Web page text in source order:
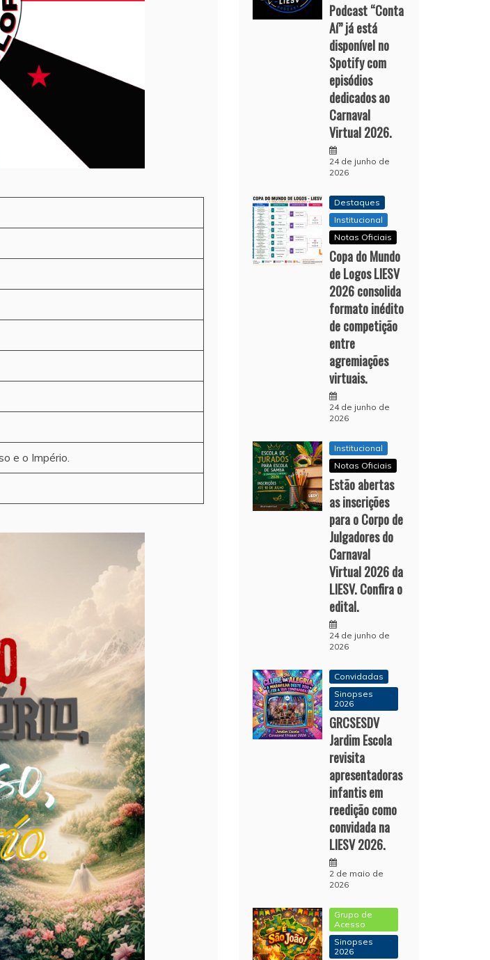
e o Império.
Podcast “Conta
Aí” já está
disponível no
Spotify com
episódios
dedicados ao
Carnaval
Virtual 2026.
24 de junho de
2026
Destaques
Institucional
Notas Oficiais
Copa do Mundo
de Logos LIESV
2026 consolida
formato inédito
de competição
entre
agremiações
virtuais.
24 de junho de
2026
Institucional
Notas Oficiais
Estão abertas
as inscrições
para o Corpo de
Julgadores do
Carnaval
Virtual 2026 da
LIESV. Confira o
edital.
24 de junho de
2026
Convidadas
Sinopses
2026
GRCSESDV
Jardim Escola
revisita
apresentadoras
infantis em
reedição como
convidada na
LIESV 2026.
2 de maio de
2026
Grupo de
Acesso
Sinopses
2026